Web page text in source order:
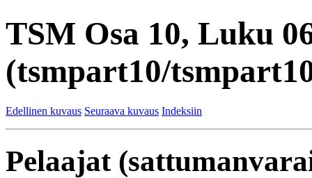
TSM Osa 10, Luku
(tsmpart10/
Edellinen kuvaus Seuraava kuvaus Indeksiin
Pelaajat